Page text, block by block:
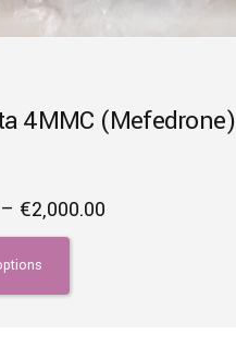
4MMC (Mefedrone)
– €2,000.00